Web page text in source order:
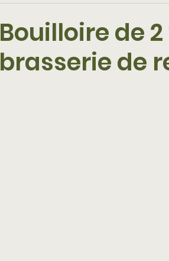
Bouilloire de
brasserie de